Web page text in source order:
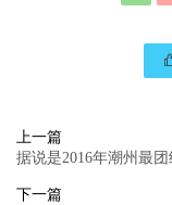
上一篇
据说是2016年潮州最
下一篇